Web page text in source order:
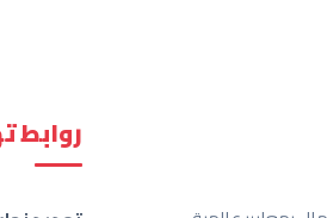
روابط